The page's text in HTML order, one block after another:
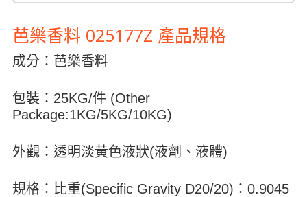
芭樂香料 025177Z 產品規格
成分：芭樂香料
包裝：25KG/件 (Other
Package:1KG/5KG/10KG)
外觀：透明淡黃色液狀(液劑、液體)
規格：比重(Specific Gravity D20/20)：0.9045